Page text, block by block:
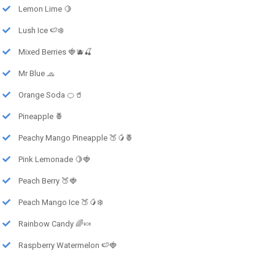
Lemon Lime 🍋
Lush Ice 🍉❄️
Mixed Berries 🍓🫐🍒
Mr Blue 🧢
Orange Soda 🍊🥤
Pineapple 🍍
Peachy Mango Pineapple 🍑🥭🍍
Pink Lemonade 🍋🍓
Peach Berry 🍑🍓
Peach Mango Ice 🍑🥭❄️
Rainbow Candy 🌈🍬
Raspberry Watermelon 🍉🍓